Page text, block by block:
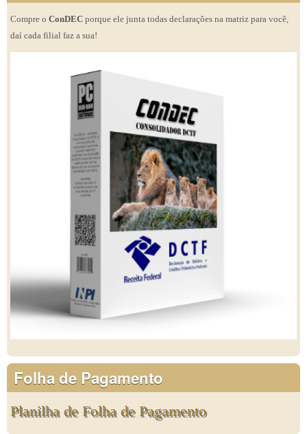
Compre o ConDEC porque ele junta todas declarações na matriz para você,
daí cada filial faz a sua!
Folha de Pagamento
Planilha de Folha de Pagamento